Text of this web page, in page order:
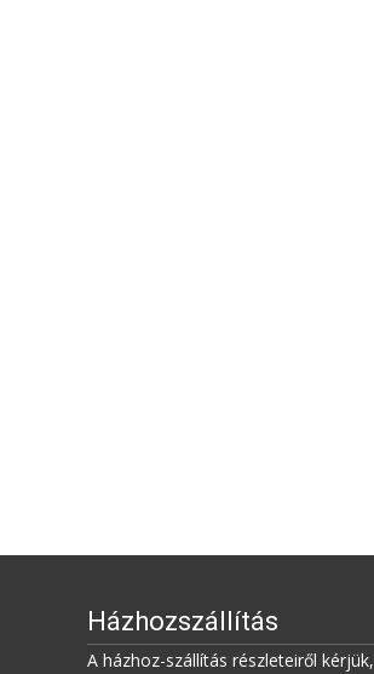
Házhozszállítás
A házhoz-szállítás részleteiről kérjük,